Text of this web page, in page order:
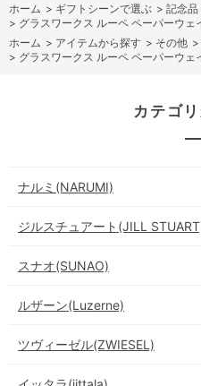
ホーム > ギフトシーンで選ぶ > 記念品
> グラスワークス ルーペ ペーパーウ
ホーム > アイテムから探す > その他 >
> グラスワークス ルーペ ペーパーウ
カテゴ
ナルミ(NARUMI)
ジルスチュアート(JILL
スナオ(SUNAO)
ルザーン(Luzerne)
ツヴィーゼル(ZWIESEL)